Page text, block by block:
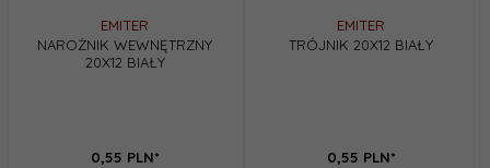
EMITER
NAROŻNIK WEWNĘTRZNY
20X12 BIAŁY
0,55 PLN*
EMITER
TRÓJNIK 20X12 BIAŁY
0,55 PLN*